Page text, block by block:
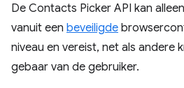
De Contacts Picker API kan
vanuit een beveiligde
niveau en vereist, net als andere
gebaar van de gebruiker.